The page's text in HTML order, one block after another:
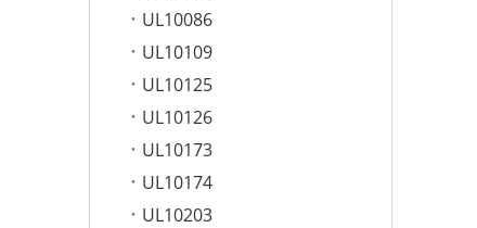
UL10086
UL10109
UL10125
UL10126
UL10173
UL10174
UL10203